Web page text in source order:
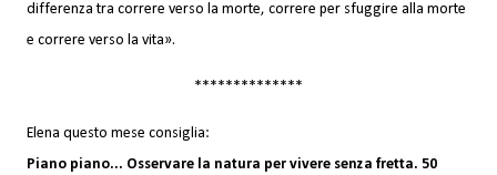
differenza tra correre verso la morte, correre per sfuggire alla morte
e correre verso la vita».
**************
Elena questo mese consiglia:
Piano piano... Osservare la natura per vivere senza fretta. 50